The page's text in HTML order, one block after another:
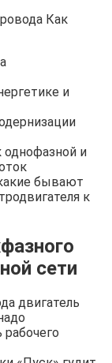
и
однофазной и
бывают
к
сети
двигатель